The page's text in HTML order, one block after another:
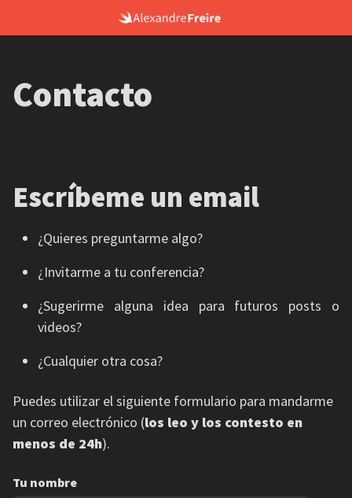
Contacto
Escríbeme un email
¿Quieres preguntarme algo?
¿Invitarme a tu conferencia?
¿Sugerirme alguna idea para futuros posts o
videos?
¿Cualquier otra cosa?
Puedes utilizar el siguiente formulario para mandarme
un correo electrónico (los leo y los contesto en
menos de 24h).
Tu nombre